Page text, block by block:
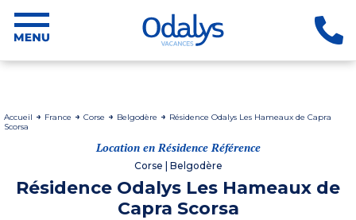
Accueil France Corse Belgodère
Résidence Odalys Les Hameaux de Capra
Scorsa
Location en Résidence Référence
Corse | Belgodère
Résidence Odalys Les Hameaux de
Capra Scorsa